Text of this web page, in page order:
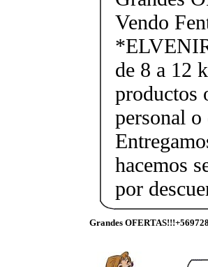
Vendo
de 8 a 12
productos
personal
hacemos
por
Grandes